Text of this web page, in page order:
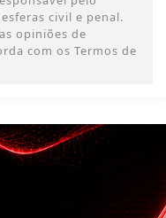
civil e penal.
opiniões de
com os Termos de